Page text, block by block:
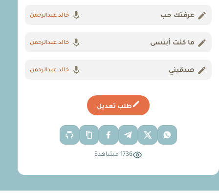
عرفتك حب خالد عبدالرحمن
ما كنت أبنسى خالد عبدالرحمن
صدقيني خالد عبدالرحمن
طلب تعديل
1736 مشاهدة